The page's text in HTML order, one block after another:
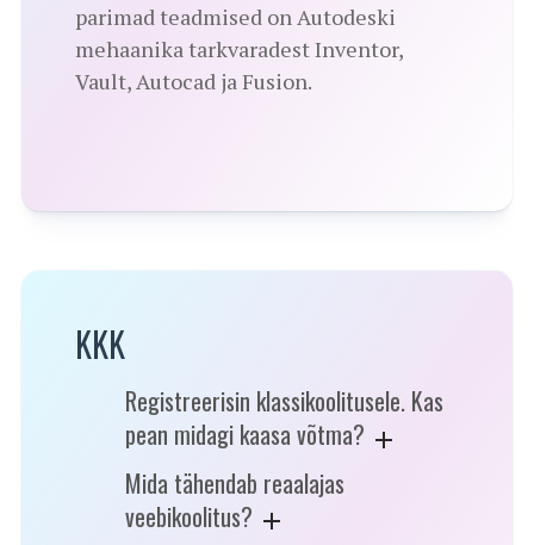
parimad teadmised on Autodeski
mehaanika tarkvaradest Inventor,
Vault, Autocad ja Fusion.
KKK
Registreerisin klassikoolitusele. Kas
pean midagi kaasa võtma?
Mida tähendab reaalajas
veebikoolitus?